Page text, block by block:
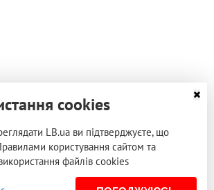
cookies
LB.ua ви підтверджуєте, що
користування сайтом та
файлів cookies